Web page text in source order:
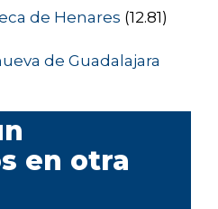
de Henares (12.81)
de Guadalajara
en otra